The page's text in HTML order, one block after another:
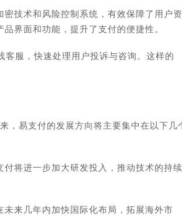
技术和风险控制系统，有效保障了用户资
界面和功能，提升了支付的便捷性。
客服，快速处理用户投诉与咨询。这样的
，易支付的发展方向将主要集中在以下几
付将进一步加大研发投入，推动技术的持续
未来几年内加快国际化布局，拓展海外市